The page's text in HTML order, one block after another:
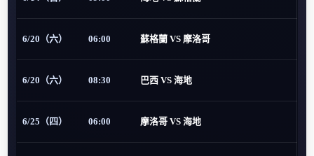
6/20（六） 06:00 蘇格蘭 VS 摩洛哥
6/20（六） 08:30 巴西 VS 海地
6/25（四） 06:00 摩洛哥 VS 海地